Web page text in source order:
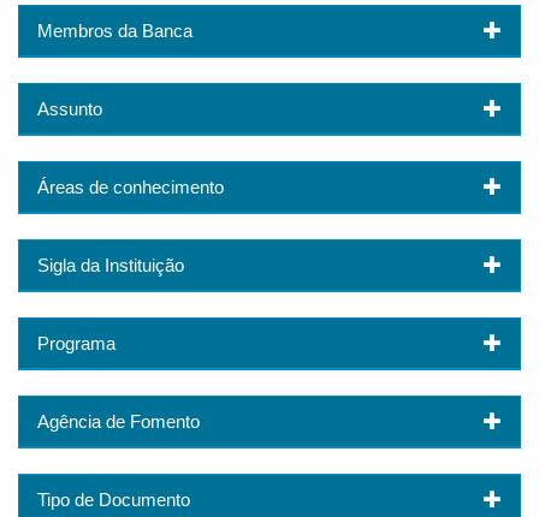
Membros da Banca
Assunto
Áreas de conhecimento
Sigla da Instituição
Programa
Agência de Fomento
Tipo de Documento